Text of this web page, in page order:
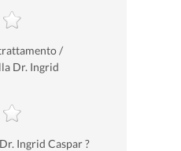
/
Dr. Ingrid
Ingrid Caspar ?